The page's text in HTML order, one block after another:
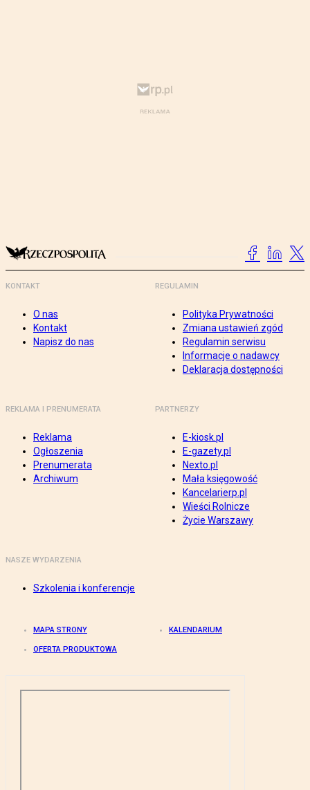
KONTAKT
O nas
Kontakt
Napisz do nas
REGULAMIN
Polityka Prywatności
Zmiana ustawień zgód
Regulamin serwisu
Informacje o nadawcy
Deklaracja dostępności
REKLAMA I PRENUMERATA
Reklama
Ogłoszenia
Prenumerata
Archiwum
PARTNERZY
E-kiosk.pl
E-gazety.pl
Nexto.pl
Mała księgowość
Kancelarierp.pl
Wieści Rolnicze
Życie Warszawy
NASZE WYDARZENIA
Szkolenia i konferencje
MAPA STRONY KALENDARIUM
OFERTA PRODUKTOWA